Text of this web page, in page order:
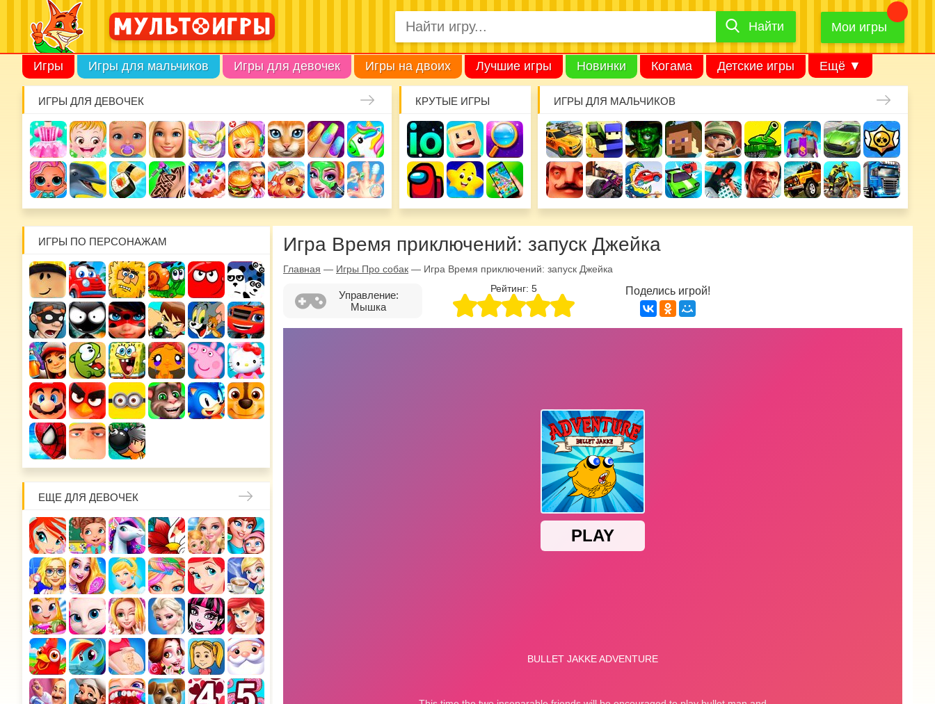
Найти
Найти Мои игры
Игры Игры для мальчиков Игры для девочек Игры на двоих Лучшие игры Новинки Когама Детские игры Ещё ▼
ИГРЫ ДЛЯ ДЕВОЧЕК КРУТЫЕ ИГРЫ ИГРЫ ДЛЯ МАЛЬЧИКОВ
ИГРЫ ПО ПЕРСОНАЖАМ
ЕЩЕ ДЛЯ ДЕВОЧЕК
Игра Время приключений: запуск Джейка
Главная — Игры Про собак — Игра Время приключений: запуск Джейка
Управление:
Мышка
Рейтинг: 5 Поделись игрой!